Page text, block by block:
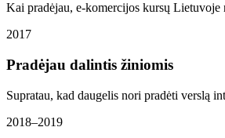
Kai pradėjau, e-komercijos kursų
2017
Pradėjau dalintis žiniomis
Supratau, kad daugelis nori pradėti verslą
2018–2019